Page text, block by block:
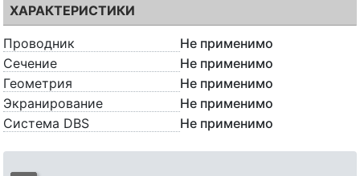
ХАРАКТЕРИСТИКИ
Проводник
Не применимо
Сечение
Не применимо
Геометрия
Не применимо
Экранирование
Не применимо
Система DBS
Не применимо